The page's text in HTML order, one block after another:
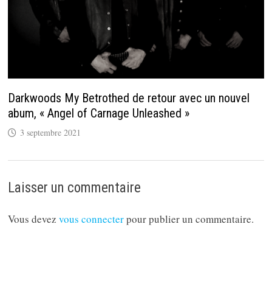
Darkwoods My Betrothed de retour avec un nouvel
abum, « Angel of Carnage Unleashed »
3 septembre 2021
Laisser un commentaire
Vous devezvous connecterpour publier un commentaire.